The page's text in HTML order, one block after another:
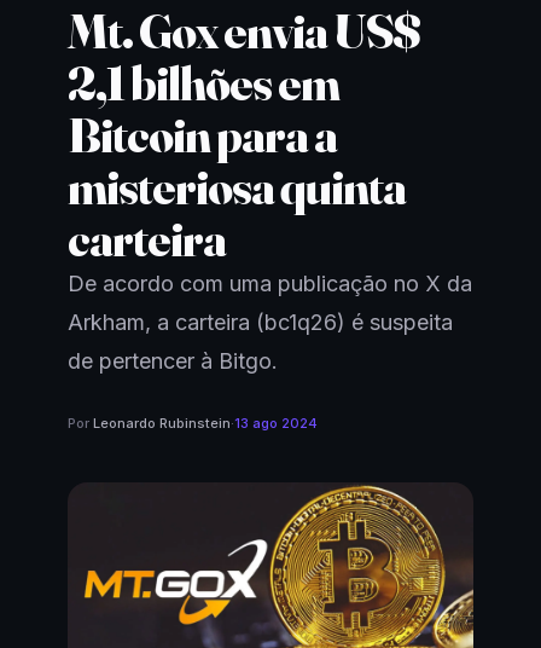
Mt. Gox envia US$
2,1 bilhões em
Bitcoin para a
misteriosa quinta
carteira
De acordo com uma publicação no X da
Arkham, a carteira (bc1q26) é suspeita
de pertencer à Bitgo.
Por Leonardo Rubinstein·13 ago 2024